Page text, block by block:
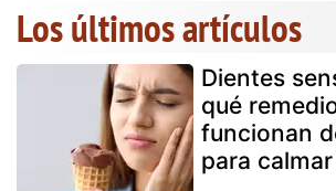
Los últimos artículos
Dientes
qué
funcionan
para